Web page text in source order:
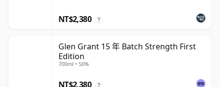
NT$2,380 ?
Glen Grant 15 年 Batch Strength First
Edition
700ml • 50%
NT$2,380 ?